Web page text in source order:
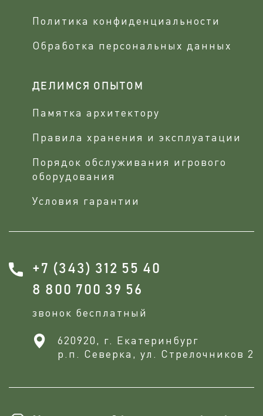
Политика конфиденциальности
Обработка персональных данных
ДЕЛИМСЯ ОПЫТОМ
Памятка архитектору
Правила хранения и эксплуатации
Порядок обслуживания игрового
оборудования
Условия гарантии
+7 (343) 312 55 40
8 800 700 39 56
звонок бесплатный
620920, г. Екатеринбург
р.п. Северка, ул. Стрелочников 2